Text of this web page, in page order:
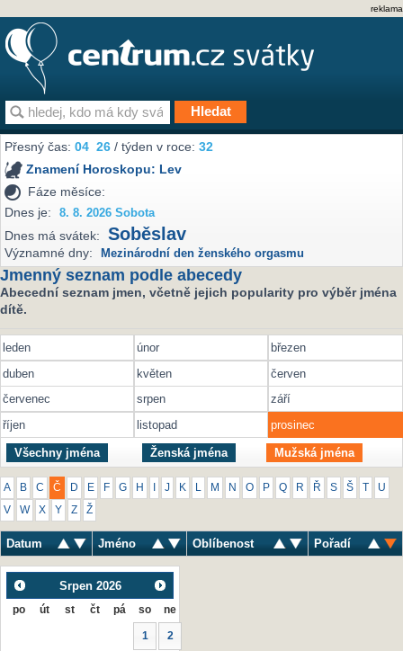
reklama
Přesný čas:04 26 / týden v roce:32
Znamení Horoskopu: Lev
Fáze měsíce:
Dnes je:
8. 8. 2026 Sobota
Dnes má svátek: Soběslav
Významné dny: Mezinárodní den ženského orgasmu
Jmenný seznam podle abecedy
Abecední seznam jmen, včetně jejich popularity pro výběr jména
dítě.
leden únor
březen
duben
květen
červen
červenec
srpen
září
říjen
listopad prosinec
Všechny jména Ženská jména Mužská jména
A B C Č D E F G H J K M N O P Q R Ř S Š U
V W X Y Z Ž
Datum Jméno Oblíbenost Pořadí
Srpen 2026
po út st čt pá so ne
1 2